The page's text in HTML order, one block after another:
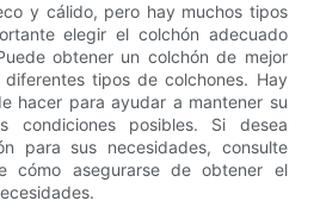
y cálido, pero hay muchos tipos
elegir el colchón adecuado
obtener un colchón de mejor
tipos de colchones. Hay
hacer para ayudar a mantener su
condiciones posibles. Si desea
para sus necesidades, consulte
cómo asegurarse de obtener el